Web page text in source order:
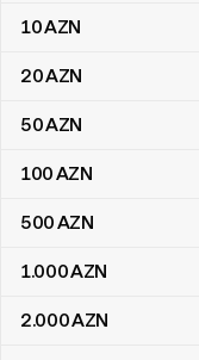
10AZN
20AZN
50AZN
100AZN
500AZN
1.000AZN
2.000AZN